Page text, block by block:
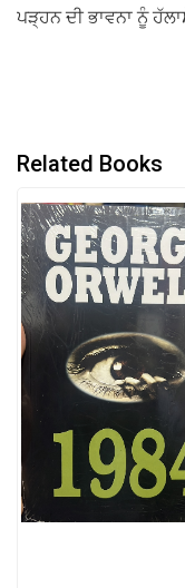
ਪੜ੍ਹਨ ਦੀ ਭਾਵਨਾ ਨੂੰ
Related Books